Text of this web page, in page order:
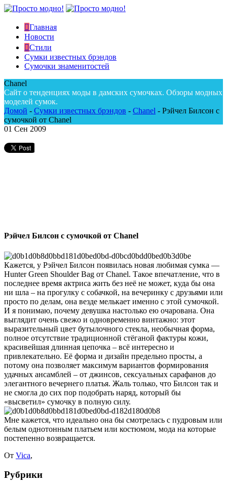
Главная
Новости
Стили
Сумки известных брэндов
Сумочки знаменитостей
Chanel
Сайт о тенденциях моды в дамских сумочках. Обзоры модных
моделей сумок.
Домой - Сумки известных брэндов - Chanel - Рэйчел Билсон с
сумочкой от Chanel
01 Сен 2009
Рэйчел Билсон с сумочкой от Chanel
Кажется, у Рэйчел Билсон появилась новая любимая сумка —
Hunter Green Shoulder Bag от Chanel. Такое впечатление, что в
последнее время актриса жить без неё не может, куда бы она
ни шла – на прогулку с собачкой, на вечеринку с друзьями или
просто по делам, она везде мелькает именно с этой сумочкой.
И я понимаю, почему девушка настолько ею очарована. Она
выглядит очень свежо и одновременно винтажно: этот
выразительный цвет бутылочного стекла, необычная форма,
полное отсутствие традиционной стёганой фактуры кожи,
красивейшая длинная цепочка – всё интересно и
привлекательно. Её форма и дизайн предельно просты, а
потому она позволяет максимум вариантов формирования
удачных ансамблей – от джинсов, сексуальных сарафанов до
элегантного вечернего платья. Жаль только, что Билсон так и
не смогла до сих пор подобрать наряд, который бы
«высветил» сумочку в полную силу.
Мне кажется, что идеально она бы смотрелась с пудровым или
белым однотонным платьем или костюмом, мода на которые
постепенно возвращается.
От Vica,
Рубрики